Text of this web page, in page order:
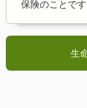
保険のことです
生